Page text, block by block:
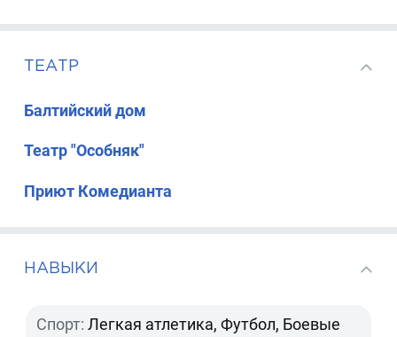
ТЕАТР
Балтийский дом
Театр "Особняк"
Приют Комедианта
НАВЫКИ
Спорт: Легкая атлетика, Футбол, Боевые